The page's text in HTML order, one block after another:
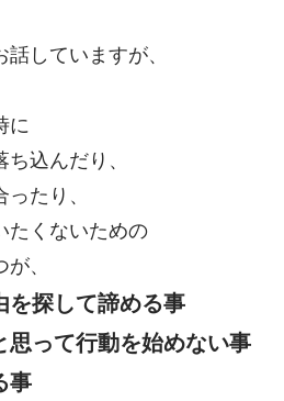
していますが、
に
込んだり、
たり、
たくないための
、
を探して諦める事
思って行動を始めない事
事